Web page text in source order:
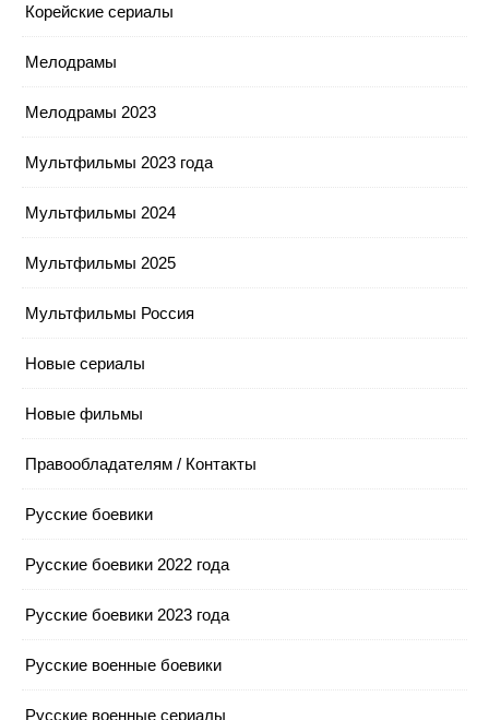
Корейские сериалы
Мелодрамы
Мелодрамы 2023
Мультфильмы 2023 года
Мультфильмы 2024
Мультфильмы 2025
Мультфильмы Россия
Новые сериалы
Новые фильмы
Правообладателям / Контакты
Русские боевики
Русские боевики 2022 года
Русские боевики 2023 года
Русские военные боевики
Русские военные сериалы